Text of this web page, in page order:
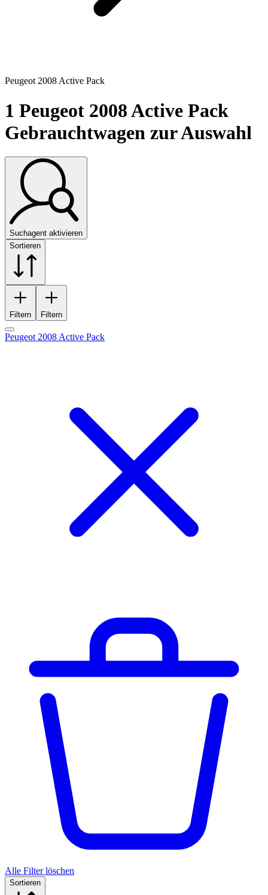
Peugeot 2008 Active Pack
1 Peugeot 2008 Active Pack
Gebrauchtwagen zur Auswahl
Suchagent aktivieren
Sortieren
Filtern Filtern
Peugeot 2008 Active Pack
Alle Filter löschen
Sortieren